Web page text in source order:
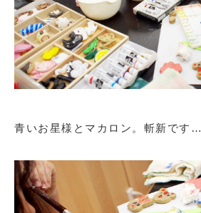
青いお星様とマカロン。斬新です…